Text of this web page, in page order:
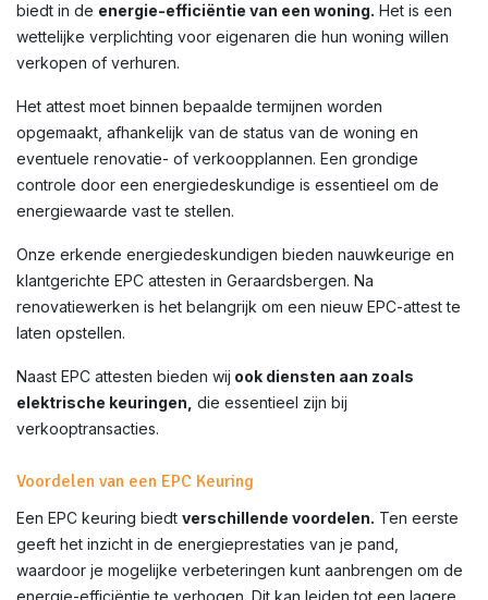
biedt in de energie-efficiëntie van een woning. Het is een
wettelijke verplichting voor eigenaren die hun woning willen
verkopen of verhuren.
Het attest moet binnen bepaalde termijnen worden
opgemaakt, afhankelijk van de status van de woning en
eventuele renovatie- of verkoopplannen. Een grondige
controle door een energiedeskundige is essentieel om de
energiewaarde vast te stellen.
Onze erkende energiedeskundigen bieden nauwkeurige en
klantgerichte EPC attesten in Geraardsbergen. Na
renovatiewerken is het belangrijk om een nieuw EPC-attest te
laten opstellen.
Naast EPC attesten bieden wij ook diensten aan zoals
elektrische keuringen, die essentieel zijn bij
verkooptransacties.
Voordelen van een EPC Keuring
Een EPC keuring biedt verschillende voordelen. Ten eerste
geeft het inzicht in de energieprestaties van je pand,
waardoor je mogelijke verbeteringen kunt aanbrengen om de
energie-efficiëntie te verhogen. Dit kan leiden tot een lagere